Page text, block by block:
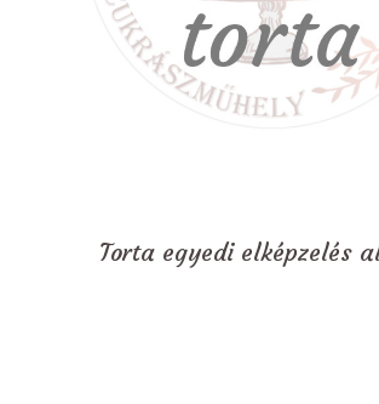
Torta egyedi elképzelés